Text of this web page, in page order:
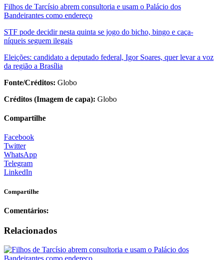
Filhos de Tarcísio abrem consultoria e usam o Palácio dos
Bandeirantes como endereço
STF pode decidir nesta quinta se jogo do bicho, bingo e caça-
níqueis seguem ilegais
Eleições: candidato a deputado federal, Igor Soares, quer levar a voz
da região a Brasília
Fonte/Créditos: Globo
Créditos (Imagem de capa): Globo
Compartilhe
Facebook
Twitter
WhatsApp
Telegram
LinkedIn
Compartilhe
Comentários:
Relacionados